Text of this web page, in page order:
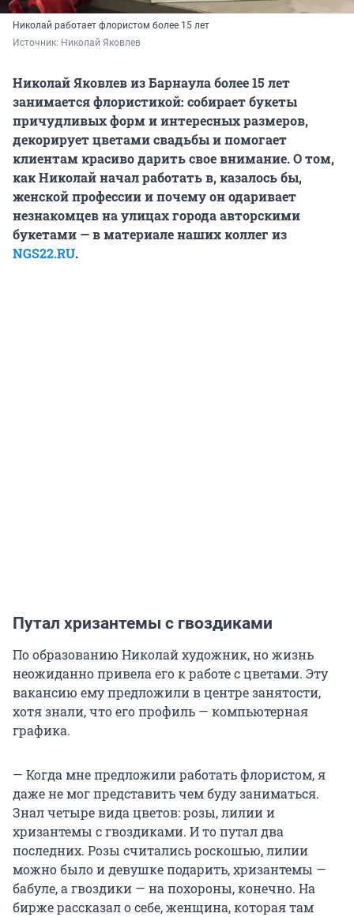
Николай работает флористом более 15 лет
Источник: Николай Яковлев
Николай Яковлев из Барнаула более 15 лет
занимается флористикой: собирает букеты
причудливых форм и интересных размеров,
декорирует цветами свадьбы и помогает
клиентам красиво дарить свое внимание. О том,
как Николай начал работать в, казалось бы,
женской профессии и почему он одаривает
незнакомцев на улицах города авторскими
букетами — в материале наших коллег из
NGS22.RU.
Путал хризантемы с гвоздиками
По образованию Николай художник, но жизнь
неожиданно привела его к работе с цветами. Эту
вакансию ему предложили в центре занятости,
хотя знали, что его профиль — компьютерная
графика.
— Когда мне предложили работать флористом, я
даже не мог представить чем буду заниматься.
Знал четыре вида цветов: розы, лилии и
хризантемы с гвоздиками. И то путал два
последних. Розы считались роскошью, лилии
можно было и девушке подарить, хризантемы —
бабуле, а гвоздики — на похороны, конечно. На
бирже рассказал о себе, женщина, которая там